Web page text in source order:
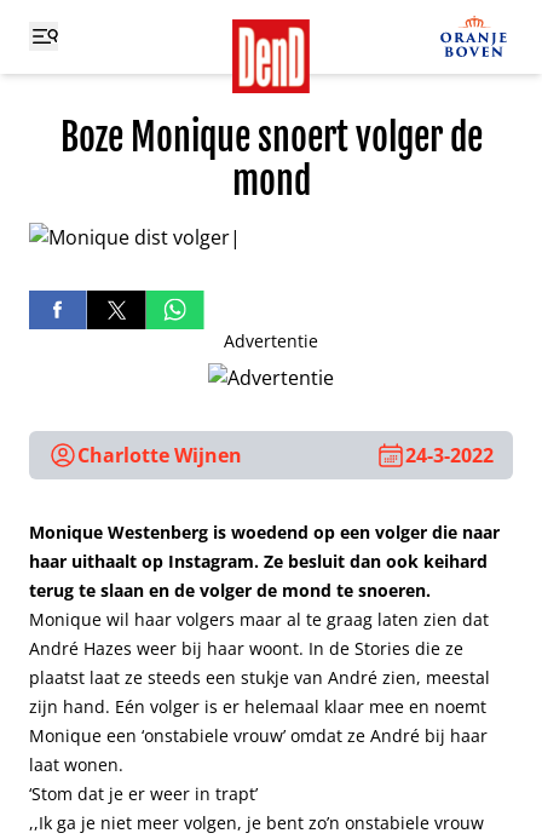
Boze Monique snoert volger de
mond
Advertentie
Charlotte Wijnen 24-3-2022
Monique Westenberg is woedend op een volger die naar
haar uithaalt op Instagram. Ze besluit dan ook keihard
terug te slaan en de volger de mond te snoeren.
Monique wil haar volgers maar al te graag laten zien dat
André Hazes weer bij haar woont. In de Stories die ze
plaatst laat ze steeds een stukje van André zien, meestal
zijn hand. Eén volger is er helemaal klaar mee en noemt
Monique een ‘onstabiele vrouw’ omdat ze André bij haar
laat wonen.
‘Stom dat je er weer in trapt’
,,Ik ga je niet meer volgen, je bent zo’n onstabiele vrouw